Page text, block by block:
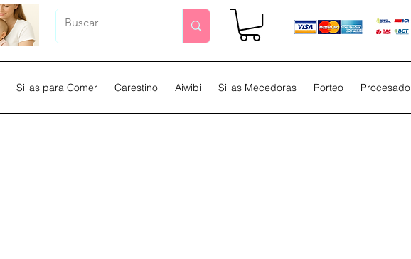
Sillas para Comer Carestino Aiwibi Sillas Mecedoras Porteo